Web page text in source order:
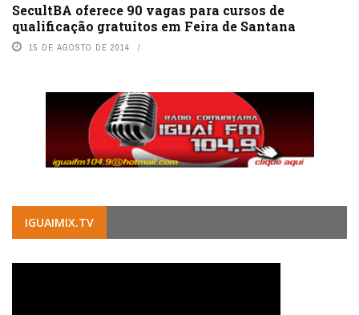
SecultBA oferece 90 vagas para cursos de
qualificação gratuitos em Feira de Santana
15 DE AGOSTO DE 2014
IGUAIMIX.TV